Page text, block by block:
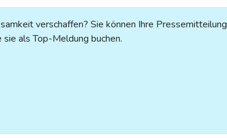
verschaffen? Sie können Ihre Pressemitteilung
sie als Top-Meldung buchen.